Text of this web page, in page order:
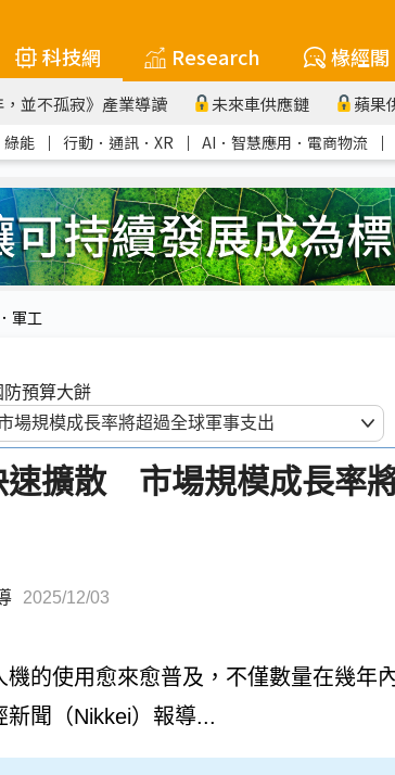
科技網 Research 椽經閣
，並不孤寂》產業導讀 未來車供應鏈 蘋果
能 ｜ 行動．通訊．XR ｜ AI．智慧應用．電商物流 ｜
軍工
預算大餅
速擴散 市場規模成長率
2025/12/03
的使用愈來愈普及，不僅數量在幾年
聞（Nikkei）報導...